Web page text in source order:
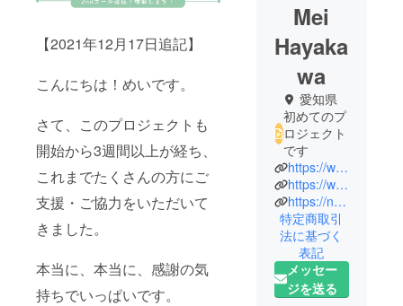
【2021年12月17日追記】
こんにちは！めいです。
さて、このプロジェクトも
開始から3週間以上が経ち、
これまでたくさんの方にご
支援・ご協力をいただいて
きました。
本当に、本当に、感謝の気
持ちでいっぱいです。
Mei
Hayaka
wa
愛知県
初めてのプ
ロジェクト
です
https://www.facebook.com/mei.osampobiyori/
https://www.instagram.com/mei_osampobiyori/
https://note.com/_mei_mei
特定商取引
法に基づく
表記
メッセー
ジを送る